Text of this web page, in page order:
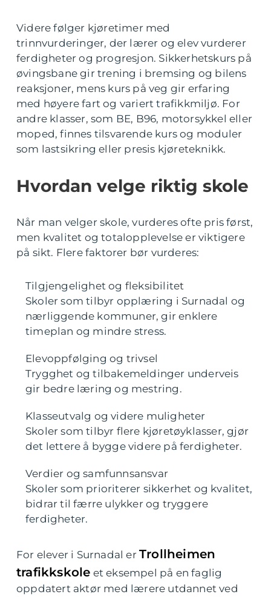
Videre følger kjøretimer med
trinnvurderinger, der lærer og elev vurderer
ferdigheter og progresjon. Sikkerhetskurs på
øvingsbane gir trening i bremsing og bilens
reaksjoner, mens kurs på veg gir erfaring
med høyere fart og variert trafikkmiljø. For
andre klasser, som BE, B96, motorsykkel eller
moped, finnes tilsvarende kurs og moduler
som lastsikring eller presis kjøreteknikk.
Hvordan velge riktig skole
Når man velger skole, vurderes ofte pris først,
men kvalitet og totalopplevelse er viktigere
på sikt. Flere faktorer bør vurderes:
Tilgjengelighet og fleksibilitet
Skoler som tilbyr opplæring i Surnadal og
nærliggende kommuner, gir enklere
timeplan og mindre stress.
Elevoppfølging og trivsel
Trygghet og tilbakemeldinger underveis
gir bedre læring og mestring.
Klasseutvalg og videre muligheter
Skoler som tilbyr flere kjøretøyklasser, gjør
det lettere å bygge videre på ferdigheter.
Verdier og samfunnsansvar
Skoler som prioriterer sikkerhet og kvalitet,
bidrar til færre ulykker og tryggere
ferdigheter.
For elever i Surnadal er Trollheimen
trafikkskole et eksempel på en faglig
oppdatert aktør med lærere utdannet ved